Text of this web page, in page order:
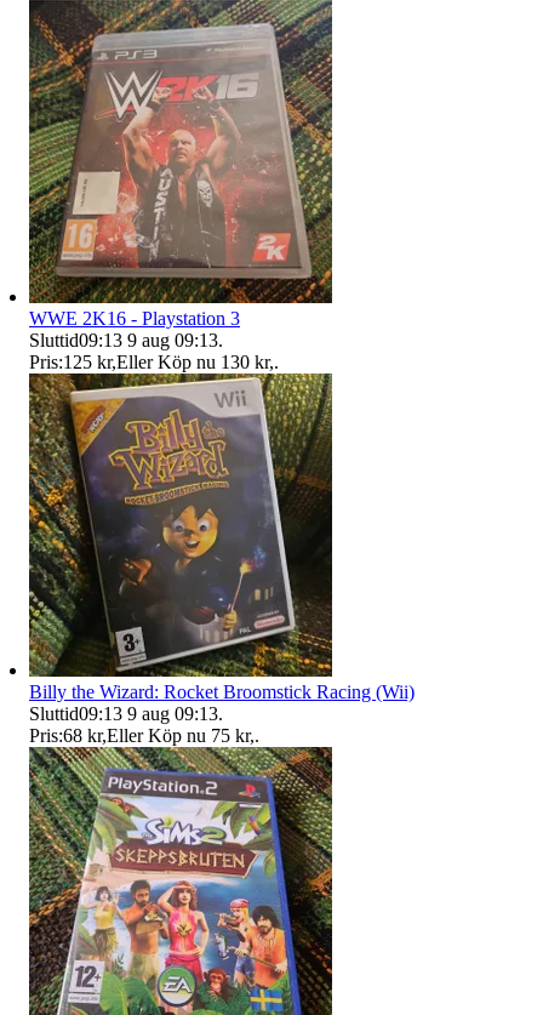
WWE 2K16 - Playstation 3
Sluttid09:13 9 aug 09:13.
Pris:125 kr,Eller Köp nu 130 kr,.
Billy the Wizard: Rocket Broomstick Racing (Wii)
Sluttid09:13 9 aug 09:13.
Pris:68 kr,Eller Köp nu 75 kr,.